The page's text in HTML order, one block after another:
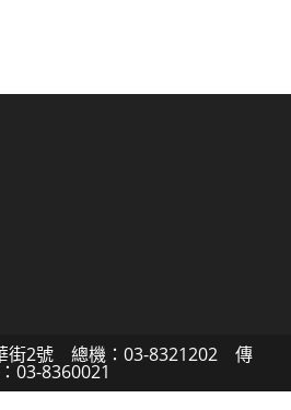
街2號 總機：03-8321202 傳
03-8360021